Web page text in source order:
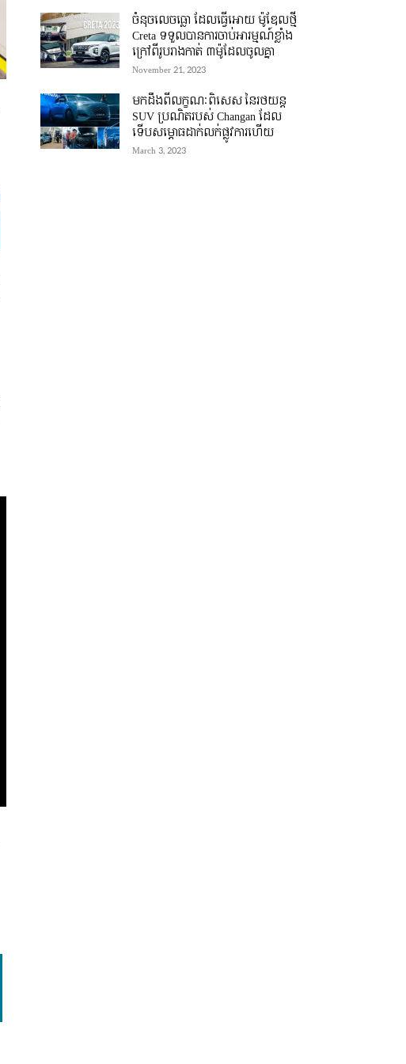
ចំនុចលេចធ្លោ ដែលធ្វើអោយ ម៉ូឌែលថ្មី
Creta ទទួលបានការចាប់អារម្មណ៍ខ្លាំង
ក្រៅពីរូបរាងកាត់ ៣ម៉ូដែលចូលគ្នា
November 21, 2023
មកដឹងពីលក្ខណៈពិសេស នៃរថយន្ត
SUV ប្រណិតរបស់ Changan ដែល
ទើបសម្ភោធដាក់លក់ផ្លូវការហើយ
March 3, 2023